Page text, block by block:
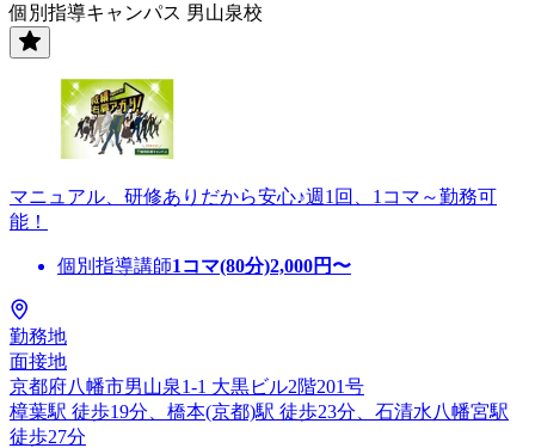
個別指導キャンパス 男山泉校
マニュアル、研修ありだから安心♪週1回、1コマ～勤務可
能！
個別指導講師1コマ(80分)2,000円〜
勤務地
面接地
京都府八幡市男山泉1-1 大黒ビル2階201号
樟葉駅 徒歩19分、橋本(京都)駅 徒歩23分、石清水八幡宮駅
徒歩27分